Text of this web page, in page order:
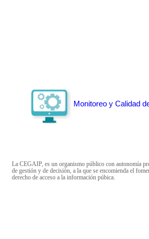
Monitoreo y Calidad
La CEGAIP, es un organismo público con autonomía
de gestión y de decisión, a la que se encomienda el
derecho de acceso a la información púbica.